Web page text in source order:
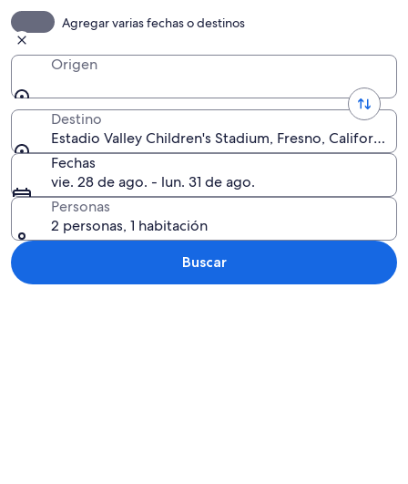
Agregar varias fechas o destinos
Origen
Destino
Estadio Valley Children's Stadium, Fresno, California,
Fechas
vie. 28 de ago. - lun. 31 de ago.
Personas
2 personas, 1 habitación
Buscar